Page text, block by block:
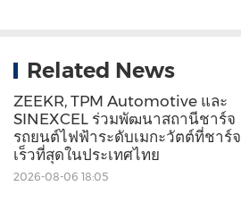
Related News
ZEEKR, TPM Automotive และ
SINEXCEL ร่วมพัฒนาสถานีชาร์จ
รถยนต์ไฟฟ้าระดับเมกะวัตต์ที่ชาร์จ
เร็วที่สุดในประเทศไทย
2026-08-06 18:05